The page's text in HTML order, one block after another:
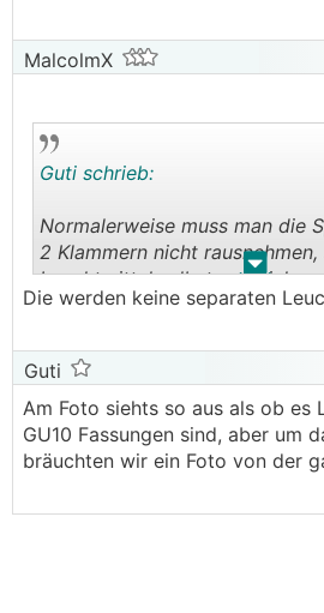
MalcolmX
. .
Guti schrieb:
Normalerweise muss man die
2 Klammern nicht
Leuchtmittel selbst
vorher den Haltering entfernt.
Die werden keine separaten
Guti
Am Foto siehts so aus als ob es
GU10 Fassungen sind, aber um
bräuchten wir ein Foto von der